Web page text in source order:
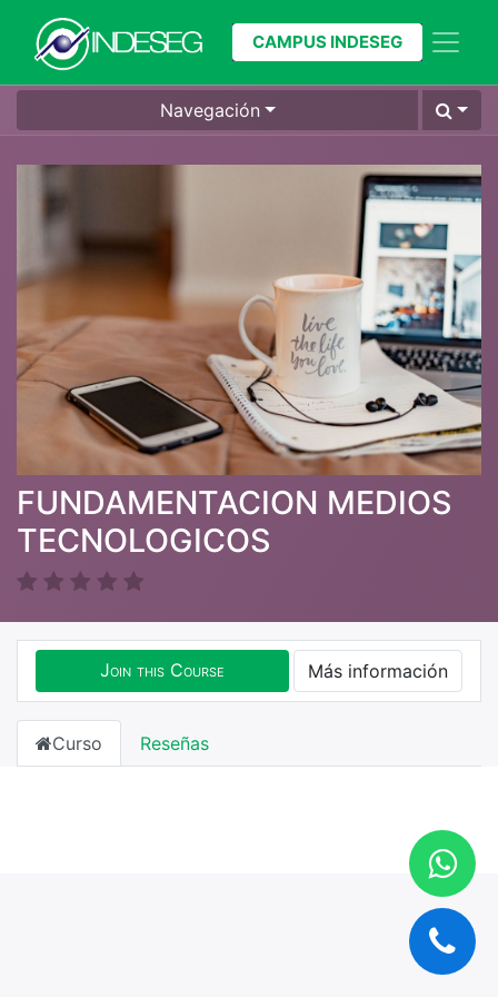
CAMPUS INDESEG
Navegación
FUNDAMENTACION MEDIOS
TECNOLOGICOS
Join this Course Más información
Curso Reseñas